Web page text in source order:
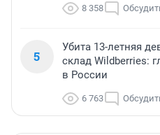
8 358
5
Убита 13-летняя
склад Wildberries:
в России
6 763